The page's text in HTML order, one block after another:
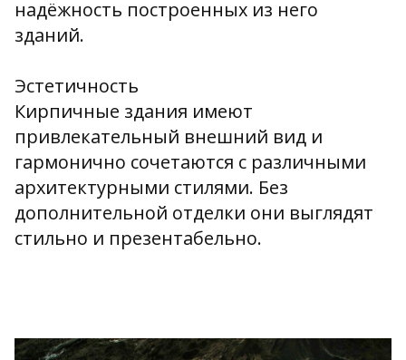
надёжность построенных из него
зданий.
Эстетичность
Кирпичные здания имеют
привлекательный внешний вид и
гармонично сочетаются с различными
архитектурными стилями. Без
дополнительной отделки они выглядят
стильно и презентабельно.